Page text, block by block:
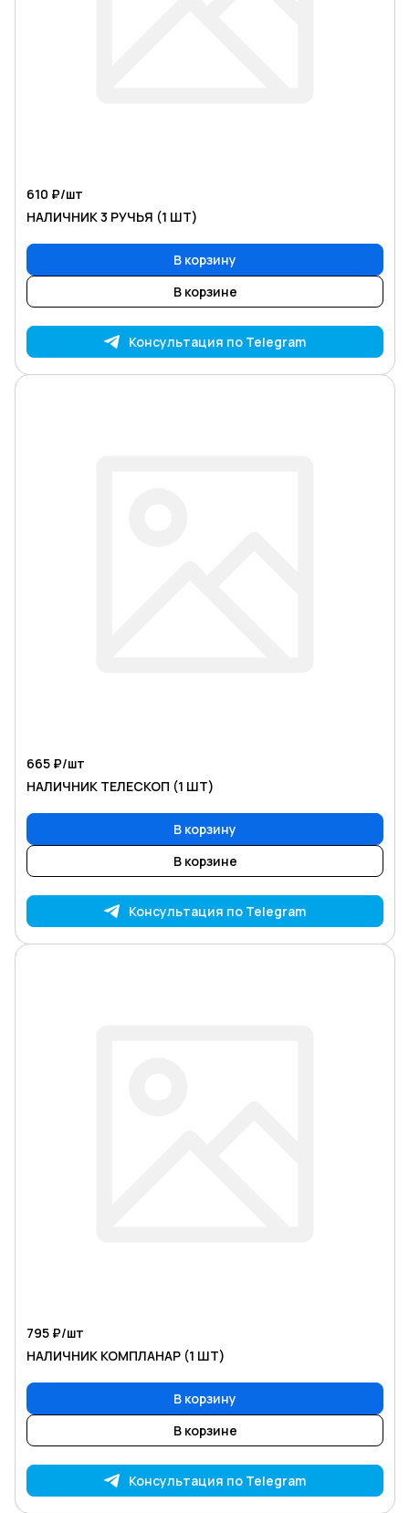
610 ₽/шт
НАЛИЧНИК 3 РУЧЬЯ (1 ШТ)
В корзину
В корзине
Консультация по Telegram
665 ₽/шт
НАЛИЧНИК ТЕЛЕСКОП (1 ШТ)
В корзину
В корзине
Консультация по Telegram
795 ₽/шт
НАЛИЧНИК КОМПЛАНАР (1 ШТ)
В корзину
В корзине
Консультация по Telegram